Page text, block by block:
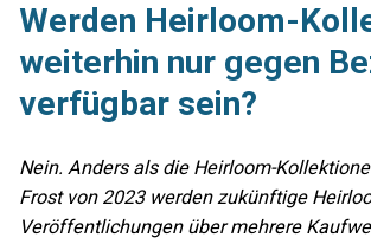
Werden Heirloom-
weiterhin nur gegen
verfügbar sein?
Nein. Anders als die Heirloom-
Frost von 2023 werden zukünftige
Veröffentlichungen über mehrere